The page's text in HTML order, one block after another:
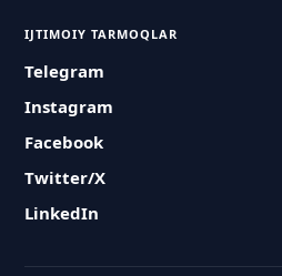
IJTIMOIY TARMOQLAR
Telegram
Instagram
Facebook
Twitter/X
LinkedIn